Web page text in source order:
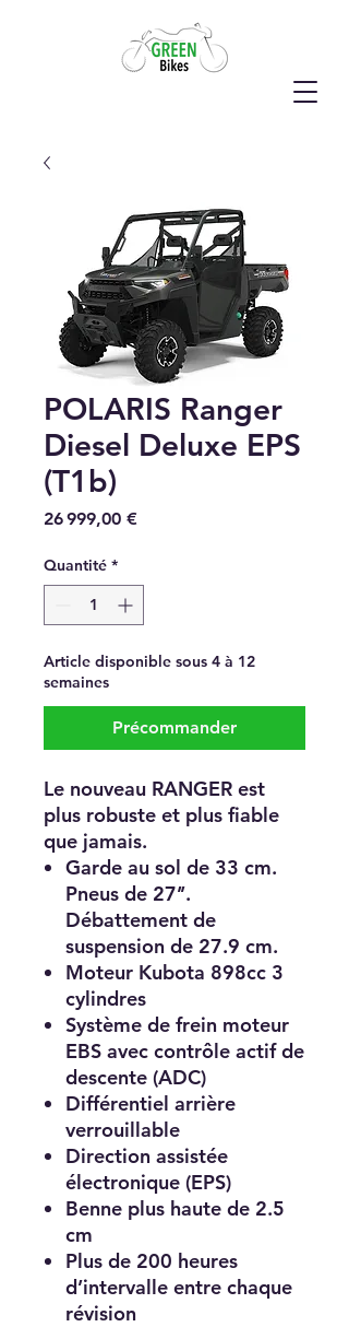
POLARIS Ranger
Diesel Deluxe EPS
(T1b)
26 999,00 €Prix
Quantité *
Article disponible sous 4 à 12
semaines
Précommander
Le nouveau RANGER est
plus robuste et plus fiable
que jamais.
Garde au sol de 33 cm.
Pneus de 27’’.
Débattement de
suspension de 27.9 cm.
Moteur Kubota 898cc 3
cylindres
Système de frein moteur
EBS avec contrôle actif de
descente (ADC)
Différentiel arrière
verrouillable
Direction assistée
électronique (EPS)
Benne plus haute de 2.5
cm
Plus de 200 heures
d’intervalle entre chaque
révision